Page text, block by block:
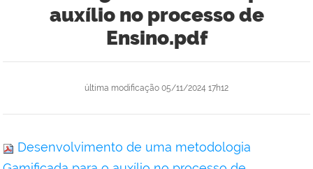
auxílio no processo de
Ensino.pdf
última modificação 05/11/2024 17h12
Desenvolvimento de uma metodologia